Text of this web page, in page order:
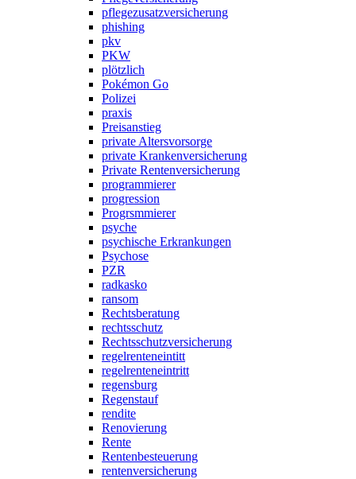
pflegezusatzversicherung
phishing
pkv
PKW
plötzlich
Pokémon Go
Polizei
praxis
Preisanstieg
private Altersvorsorge
private Krankenversicherung
Private Rentenversicherung
programmierer
progression
Progrsmmierer
psyche
psychische Erkrankungen
Psychose
PZR
radkasko
ransom
Rechtsberatung
rechtsschutz
Rechtsschutzversicherung
regelrenteneintitt
regelrenteneintritt
regensburg
Regenstauf
rendite
Renovierung
Rente
Rentenbesteuerung
rentenversicherung